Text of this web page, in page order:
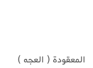
المعقودة ( العجه )